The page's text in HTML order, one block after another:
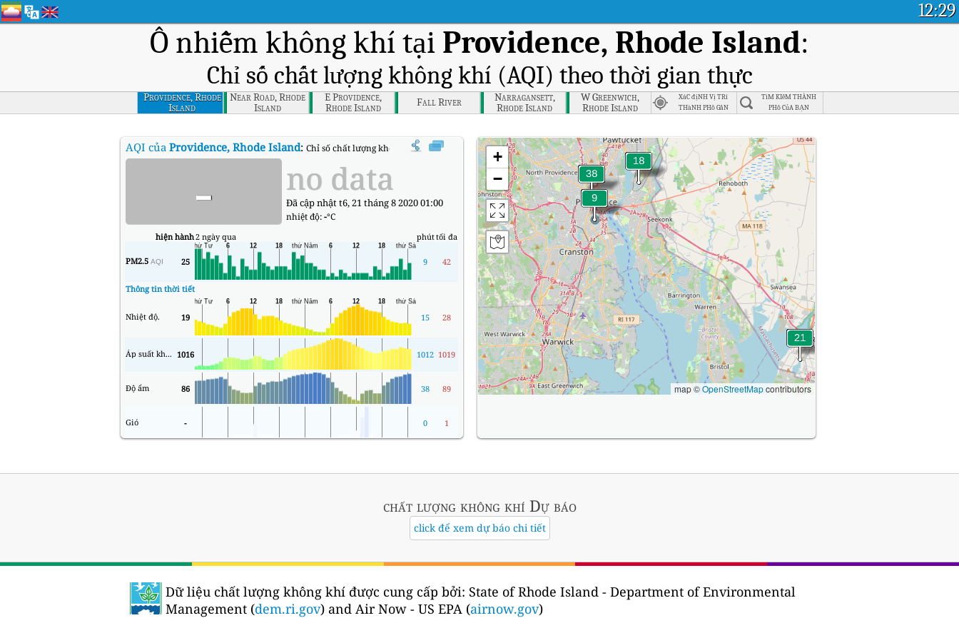
12:29
Ô nhiễm không khí tại Providence, Rhode Island:
Chỉ số chất lượng không khí (AQI) theo thời gian thực
Providence, Rhode
Island
Near Road, Rhode
Island
E Providence,
Rhode Island
Fall River
Narragansett,
Rhode Island
W Greenwich,
Rhode Island
XáC địNH Vị TRí
THàNH PHố GầN
TìM KIếM THÀNH
PHố CủA BẠN
AQI của Providence, Rhode Island: Chỉ số chất lượng không khí (AQI) thời gian thực Providence, Rhode Island
- no data
Đã cập nhật t6, 21 tháng 8 2020 01:00
nhiệt độ:-°C
hiện hành2 ngày qua phúttối đa
PM2.5 AQI 25 9 42
Thông tin thời tiết
Nhiệt độ. 19 15 28
Áp suất không khí 1016 1012 1019
Độ ẩm 86 38 89
Gió - 0 1
+
−
map ©OpenStreetMapcontributors
chất lượng không khí Dự báo
click để xem dự báo chi tiết
Dữ liệu chất lượng không khí được cung cấp bởi: State of Rhode Island - Department of Environmental
Management (dem.ri.gov) and Air Now - US EPA (airnow.gov)